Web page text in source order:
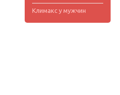
Климакс у мужчин